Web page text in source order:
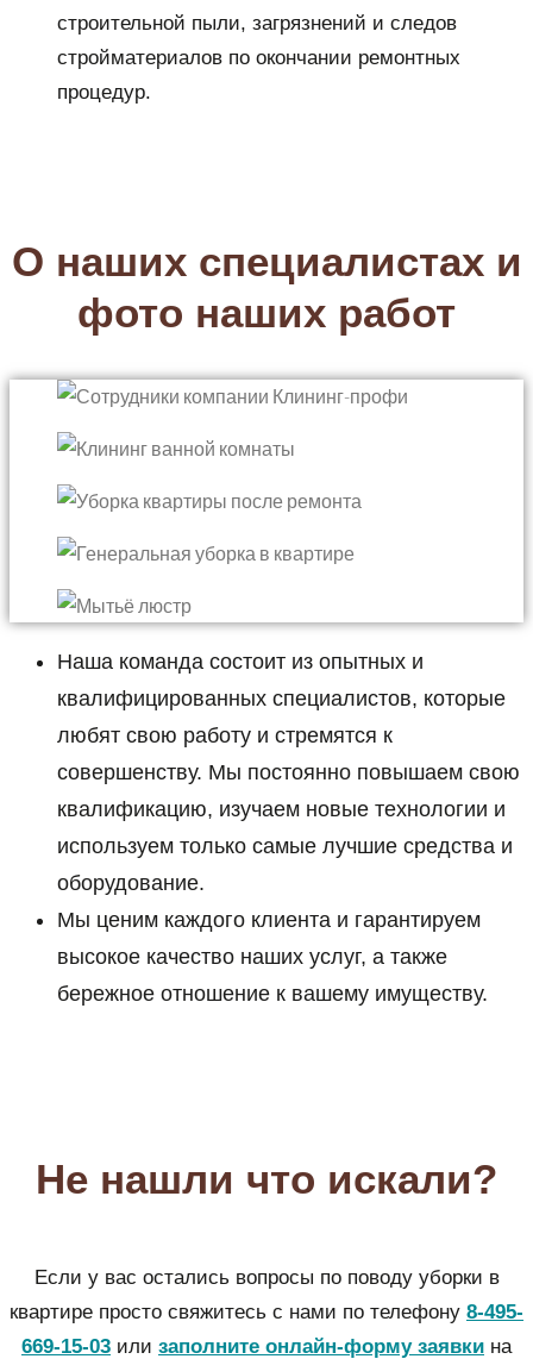
строительной пыли, загрязнений и следов
стройматериалов по окончании ремонтных
процедур.
О наших специалистах и
фото наших работ
Наша команда состоит из опытных и
квалифицированных специалистов, которые
любят свою работу и стремятся к
совершенству. Мы постоянно повышаем свою
квалификацию, изучаем новые технологии и
используем только самые лучшие средства и
оборудование.
Мы ценим каждого клиента и гарантируем
высокое качество наших услуг, а также
бережное отношение к вашему имуществу.
Не нашли что искали?
Если у вас остались вопросы по поводу уборки в
квартире просто свяжитесь с нами по телефону 8-495-
669-15-03 или заполните онлайн-форму заявки на